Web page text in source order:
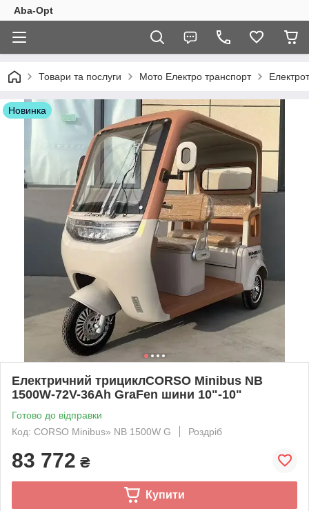
Aba-Opt
Товари та послуги Мото Електро транспорт
Новинка
Електричний трициклCORSO Minibus NB
1500W-72V-36Ah GraFen шини 10"-10"
Готово до відправки
Код: CORSO Minibus» NB 1500W G
Роздріб
83 772 ₴
Купити